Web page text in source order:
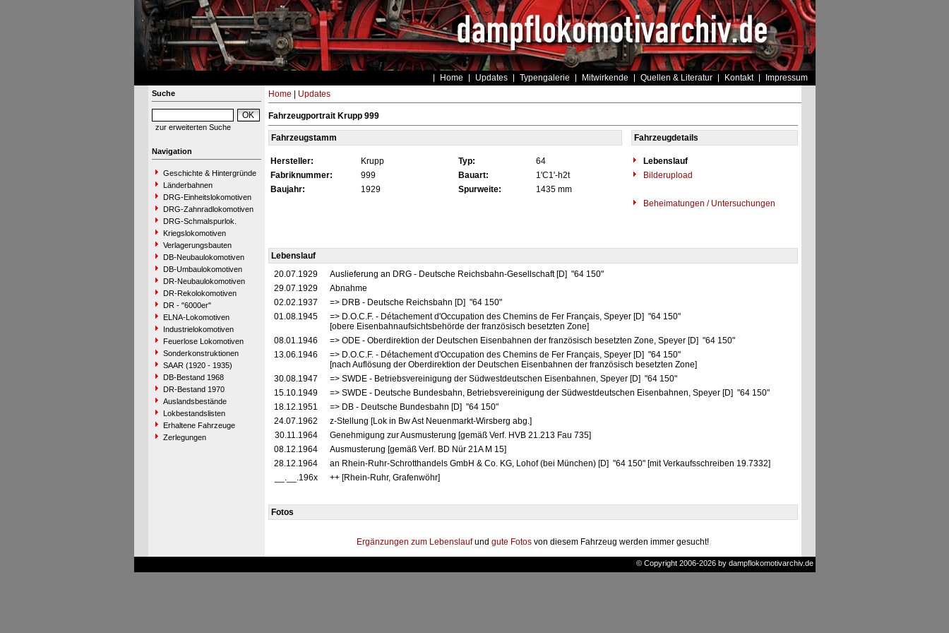
Home Updates Typengalerie Mitwirkende Quellen & Literatur Kontakt Impressum
Suche
zur erweiterten Suche
Navigation
Geschichte & Hintergründe
Länderbahnen
DRG-Einheitslokomotiven
DRG-Zahnradlokomotiven
DRG-Schmalspurlok.
Kriegslokomotiven
Verlagerungsbauten
DB-Neubaulokomotiven
DB-Umbaulokomotiven
DR-Neubaulokomotiven
DR-Rekolokomotiven
DR - "6000er"
ELNA-Lokomotiven
Industrielokomotiven
Feuerlose Lokomotiven
Sonderkonstruktionen
SAAR (1920 - 1935)
DB-Bestand 1968
DR-Bestand 1970
Auslandsbestände
Lokbestandslisten
Erhaltene Fahrzeuge
Zerlegungen
Home Updates
Fahrzeugportrait Krupp 999
Fahrzeugstamm Fahrzeugdetails
Hersteller: Krupp Typ: 64
Lebenslauf
Fabriknummer:
999 Bauart: 1'C1'-h2t
Bilderupload
Baujahr:
1929 Spurweite:
1435 mm
Beheimatungen / Untersuchungen
Lebenslauf
20.07.1929
Auslieferung an DRG - Deutsche Reichsbahn-Gesellschaft [D] "64 150"
29.07.1929
Abnahme
02.02.1937
=> DRB - Deutsche Reichsbahn [D] "64 150"
01.08.1945
=> D.O.C.F. - Détachement d'Occupation des Chemins de Fer Français, Speyer [D] "64 150"
[obere Eisenbahnaufsichtsbehörde der französisch besetzten Zone]
08.01.1946
=> ODE - Oberdirektion der Deutschen Eisenbahnen der französisch besetzten Zone, Speyer [D] "64 150"
13.06.1946
=> D.O.C.F. - Détachement d'Occupation des Chemins de Fer Français, Speyer [D] "64 150"
[nach Auflösung der Oberdirektion der Deutschen Eisenbahnen der französisch besetzten Zone]
30.08.1947
=> SWDE - Betriebsvereinigung der Südwestdeutschen Eisenbahnen, Speyer [D] "64 150"
15.10.1949
=> SWDE - Deutsche Bundesbahn, Betriebsvereinigung der Südwestdeutschen Eisenbahnen, Speyer [D] "64 150"
18.12.1951
=> DB - Deutsche Bundesbahn [D] "64 150"
24.07.1962
z-Stellung [Lok in Bw Ast Neuenmarkt-Wirsberg abg.]
30.11.1964
Genehmigung zur Ausmusterung [gemäß Verf. HVB 21.213 Fau 735]
08.12.1964
Ausmusterung [gemäß Verf. BD Nür 21A M 15]
28.12.1964
an Rhein-Ruhr-Schrotthandels GmbH & Co. KG, Lohof (bei München) [D] "64 150" [mit Verkaufsschreiben 19.7332]
__.__.196x
++ [Rhein-Ruhr, Grafenwöhr]
Fotos
Ergänzungen zum Lebenslaufund gute Fotos von diesem Fahrzeug werden immer gesucht!
© Copyright 2006-2026 by dampflokomotivarchiv.de